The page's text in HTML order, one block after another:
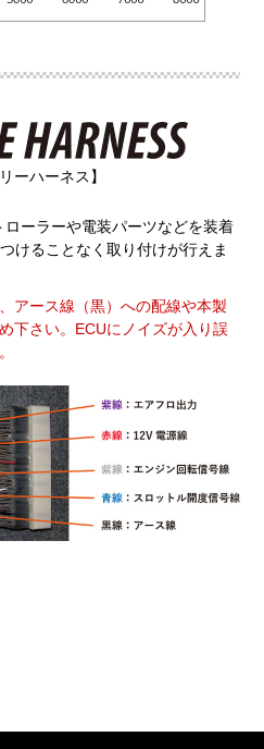
ーハーネス】
ーラーや電装パーツなどを装着
けることなく取り付けが行えま
アース線（黒）への配線や本製
下さい。ECUにノイズが入り誤